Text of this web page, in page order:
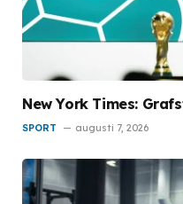
New York Times:
SPORT augusti 7, 2026